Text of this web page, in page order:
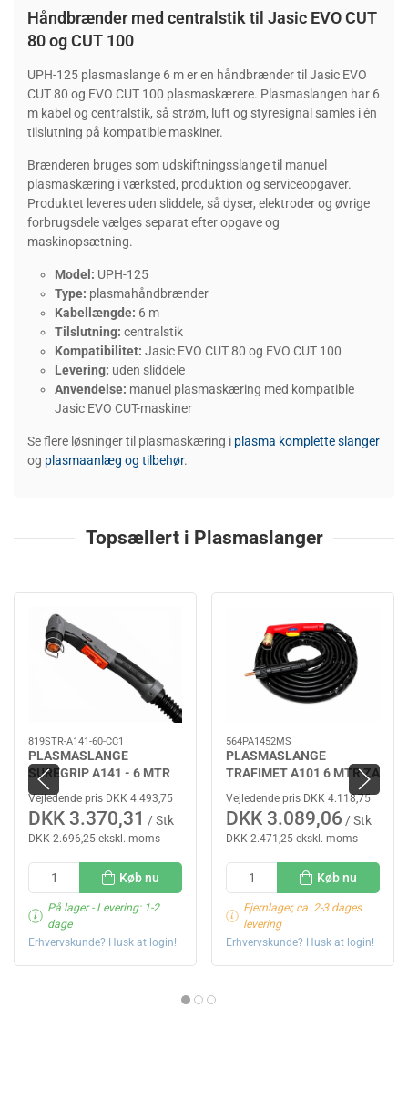
Håndbrænder med centralstik til Jasic EVO CUT
80 og CUT 100
UPH-125 plasmaslange 6 m er en håndbrænder til Jasic EVO
CUT 80 og EVO CUT 100 plasmaskærere. Plasmaslangen har 6
m kabel og centralstik, så strøm, luft og styresignal samles i én
tilslutning på kompatible maskiner.
Brænderen bruges som udskiftningsslange til manuel
plasmaskæring i værksted, produktion og serviceopgaver.
Produktet leveres uden sliddele, så dyser, elektroder og øvrige
forbrugsdele vælges separat efter opgave og
maskinopsætning.
Model: UPH-125
Type: plasmahåndbrænder
Kabellængde: 6 m
Tilslutning: centralstik
Kompatibilitet: Jasic EVO CUT 80 og EVO CUT 100
Levering: uden sliddele
Anvendelse: manuel plasmaskæring med kompatible
Jasic EVO CUT-maskiner
Se flere løsninger til plasmaskæring i plasma komplette slanger
og plasmaanlæg og tilbehør.
Topsællert i Plasmaslanger
819STR-A141-60-CC1
PLASMASLANGE
SUREGRIP A141 - 6 MTR
Vejledende pris DKK 4.493,75
DKK 3.370,31 / Stk
DKK 2.696,25 ekskl. moms
Køb nu
På lager- Levering: 1-2
dage
Erhvervskunde? Husk at login!
564PA1452MS
PLASMASLANGE
TRAFIMET A101 6 MTR ZA
Vejledende pris DKK 4.118,75
DKK 3.089,06 / Stk
DKK 2.471,25 ekskl. moms
Køb nu
Fjernlager, ca. 2-3 dages
levering
Erhvervskunde? Husk at login!